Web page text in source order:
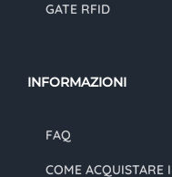
GATE RFID
INFORMAZIONI
FAQ
COME ACQUISTARE